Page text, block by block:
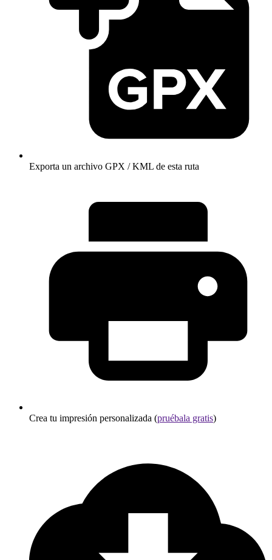
Exporta un archivo GPX / KML de esta ruta
Crea tu impresión personalizada (pruébala gratis)